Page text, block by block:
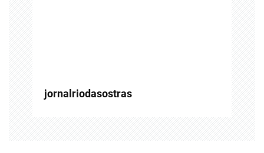
jornalriodasostras